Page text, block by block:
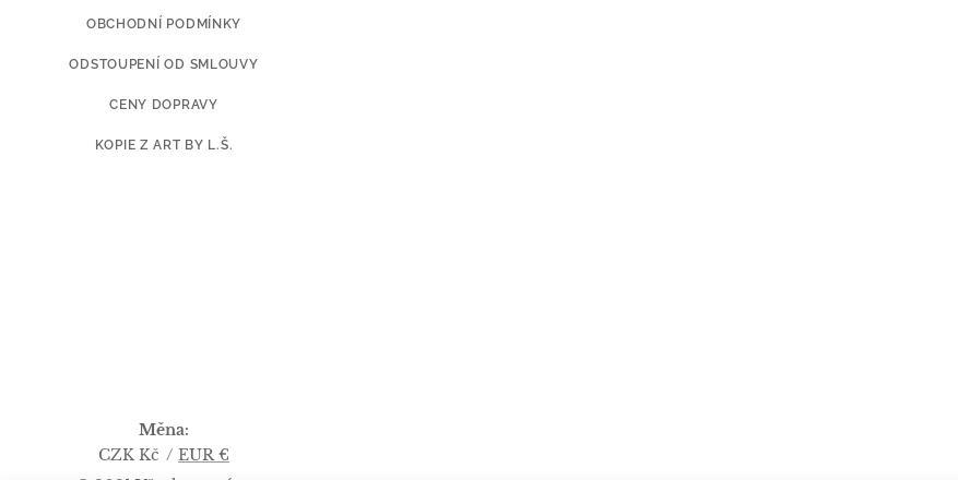
OBCHODNÍ PODMÍNKY
ODSTOUPENÍ OD SMLOUVY
CENY DOPRAVY
KOPIE Z ART BY L.Š.
Měna
CZK Kč
EUR €